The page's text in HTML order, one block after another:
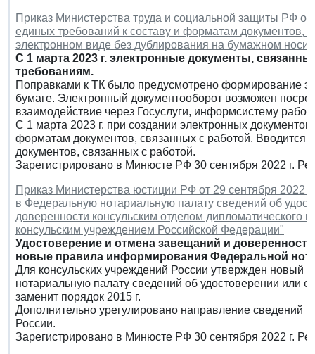
Приказ Министерства труда и социальной защиты РФ
единых требований к составу и форматам документов,
электронном виде без дублирования на бумажном
С 1 марта 2023 г. электронные документы,
требованиям.
Поправками к ТК было предусмотрено формирование
бумаге. Электронный документооборот возможен
взаимодействие через Госуслуги, информсистему
С 1 марта 2023 г. при создании электронных
форматам документов, связанных с работой. Вводится
документов, связанных с работой.
Зарегистрировано в Минюсте РФ 30 сентября 2022 г.
Приказ Министерства юстиции РФ от 29 сентября 2022
в Федеральную нотариальную палату сведений об
доверенности консульским отделом дипломатического
консульским учреждением Российской Федерации"
Удостоверение и отмена завещаний и
новые правила информирования Федеральной
Для консульских учреждений России утвержден новый
нотариальную палату сведений об удостоверении или
заменит порядок 2015 г.
Дополнительно урегулировано направление сведений
России.
Зарегистрировано в Минюсте РФ 30 сентября 2022 г.